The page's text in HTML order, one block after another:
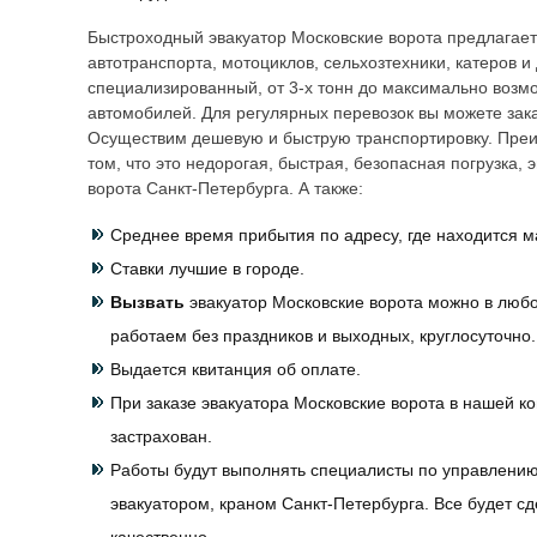
Быстроходный эвакуатор Московские ворота
автотранспорта, мотоциклов, сельхозтехники, катеров
специализированный, от 3-х тонн до максимально
автомобилей. Для регулярных перевозок вы можете
Осуществим дешевую и быструю транспортировку.
том, что это недорогая, быстрая, безопасная погрузка,
ворота Санкт-Петербурга. А также:
Среднее время прибытия по адресу, где находится
Ставки лучшие в городе.
Вызвать эвакуатор Московские ворота можно в
работаем без праздников и выходных, круглосуточно.
Выдается квитанция об оплате.
При заказе эвакуатора Московские ворота в нашей
застрахован.
Работы будут выполнять специалисты по
эвакуатором, краном Санкт-Петербурга. Все будет